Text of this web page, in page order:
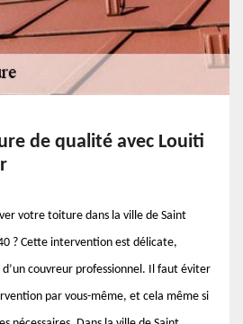
de qualité avec Louiti
votre toiture dans la ville de Saint
? Cette intervention est délicate,
couvreur professionnel. Il faut éviter
par vous-même, et cela même si